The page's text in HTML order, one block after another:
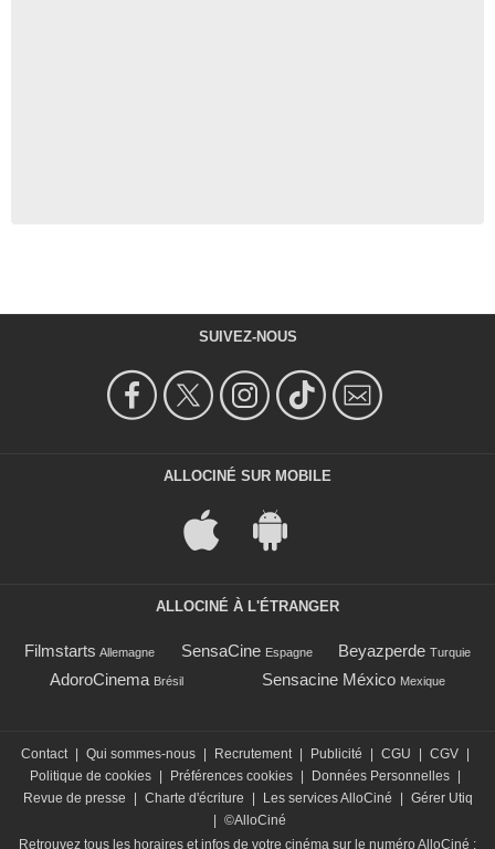
SUIVEZ-NOUS
ALLOCINÉ SUR MOBILE
ALLOCINÉ À L'ÉTRANGER
Filmstarts Allemagne SensaCine Espagne Beyazperde Turquie
AdoroCinema Brésil Sensacine México Mexique
Contact Qui sommes-nous Recrutement Publicité CGU CGV
Politique de cookies
Préférences cookies Données Personnelles
Revue de presse
Charte d'écriture Les services AlloCiné
Gérer Utiq
©AlloCiné
Retrouvez tous les horaires et infos de votre cinéma sur le numéro AlloCiné :